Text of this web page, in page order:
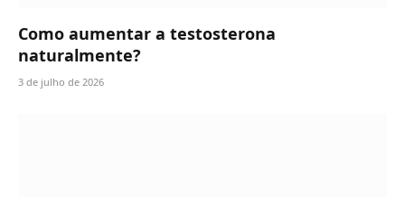
Como aumentar a testosterona
naturalmente?
3 de julho de 2026